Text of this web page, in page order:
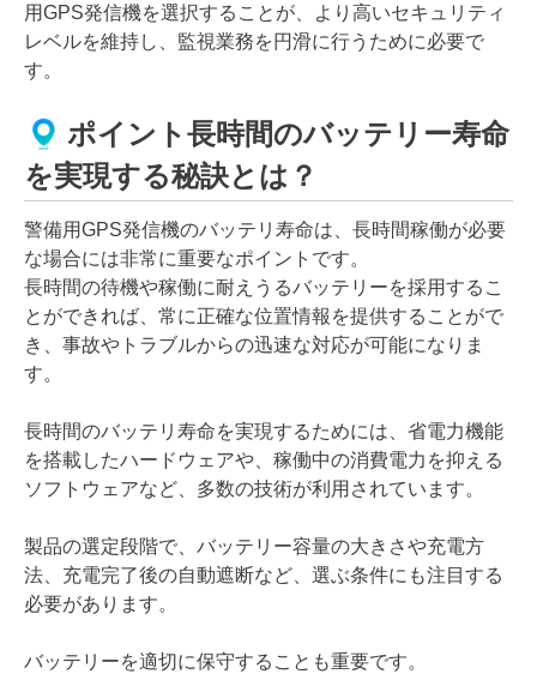
用GPS発信機を選択することが、より高いセキュリティ
レベルを維持し、監視業務を円滑に行うために必要で
す。
ポイント長時間のバッテリー寿命
を実現する秘訣とは？
警備用GPS発信機のバッテリ寿命は、長時間稼働が必要
な場合には非常に重要なポイントです。
長時間の待機や稼働に耐えうるバッテリーを採用するこ
とができれば、常に正確な位置情報を提供することがで
き、事故やトラブルからの迅速な対応が可能になりま
す。
長時間のバッテリ寿命を実現するためには、省電力機能
を搭載したハードウェアや、稼働中の消費電力を抑える
ソフトウェアなど、多数の技術が利用されています。
製品の選定段階で、バッテリー容量の大きさや充電方
法、充電完了後の自動遮断など、選ぶ条件にも注目する
必要があります。
バッテリーを適切に保守することも重要です。